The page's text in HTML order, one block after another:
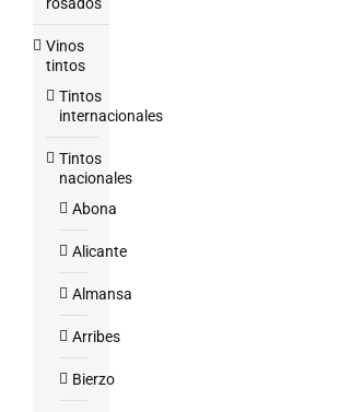
Vinos
tintos
Tintos
internacionales
Tintos
nacionales
Abona
Alicante
Almansa
Arribes
Bierzo